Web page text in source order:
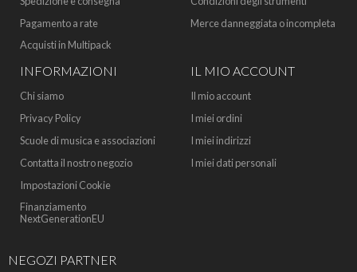
Pagamento a rate
Acquisti in Multipack
Merce danneggiata o incompleta
INFORMAZIONI
Chi siamo
Privacy Policy
Scuole di musica e associazioni
Contatta il nostro negozio
Impostazioni Cookie
Finanziamento
NextGenerationEU
IL MIO ACCOUNT
Il mio account
I miei ordini
I miei indirizzi
I miei dati personali
NEGOZI PARTNER